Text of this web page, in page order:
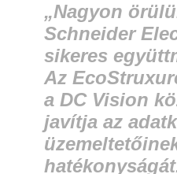
„Nagyon
Schneider
sikeres
Az
a DC Vision
javítja az